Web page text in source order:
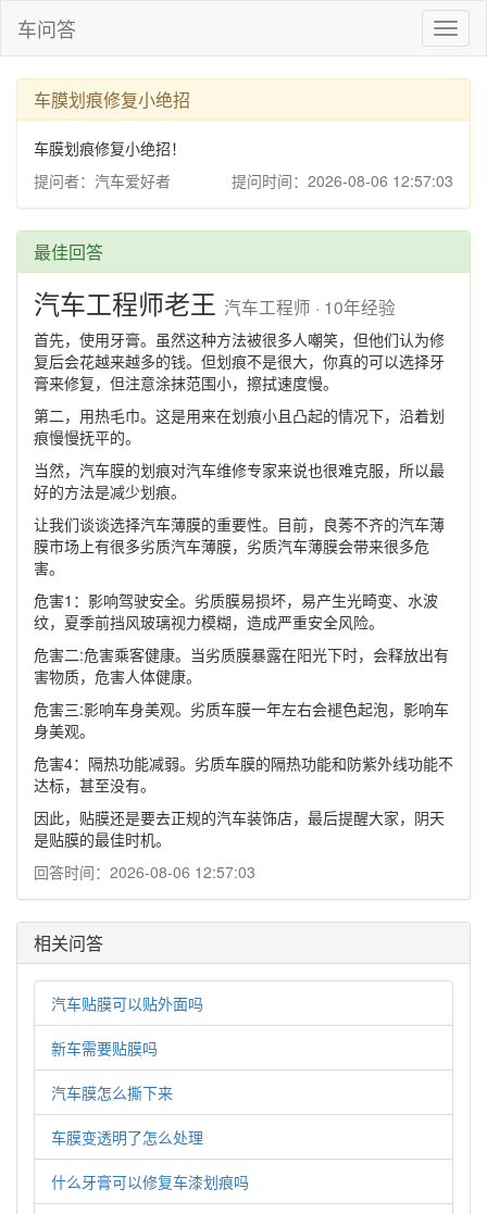
车问答
车膜划痕修复小绝招
车膜划痕修复小绝招！
提问者：汽车爱好者
提问时间：2026-08-06 12:57:03
最佳回答
汽车工程师老王 汽车工程师 · 10年经验
首先，使用牙膏。虽然这种方法被很多人嘲笑，但他们认为修
复后会花越来越多的钱。但划痕不是很大，你真的可以选择牙
膏来修复，但注意涂抹范围小，擦拭速度慢。
第二，用热毛巾。这是用来在划痕小且凸起的情况下，沿着划
痕慢慢抚平的。
当然，汽车膜的划痕对汽车维修专家来说也很难克服，所以最
好的方法是减少划痕。
让我们谈谈选择汽车薄膜的重要性。目前，良莠不齐的汽车薄
膜市场上有很多劣质汽车薄膜，劣质汽车薄膜会带来很多危
害。
危害1：影响驾驶安全。劣质膜易损坏，易产生光畸变、水波
纹，夏季前挡风玻璃视力模糊，造成严重安全风险。
危害二:危害乘客健康。当劣质膜暴露在阳光下时，会释放出有
害物质，危害人体健康。
危害三:影响车身美观。劣质车膜一年左右会褪色起泡，影响车
身美观。
危害4：隔热功能减弱。劣质车膜的隔热功能和防紫外线功能不
达标，甚至没有。
因此，贴膜还是要去正规的汽车装饰店，最后提醒大家，阴天
是贴膜的最佳时机。
回答时间：2026-08-06 12:57:03
相关问答
汽车贴膜可以贴外面吗
新车需要贴膜吗
汽车膜怎么撕下来
车膜变透明了怎么处理
什么牙膏可以修复车漆划痕吗